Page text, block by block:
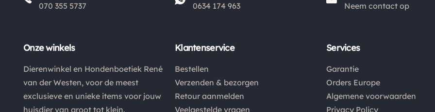
070 355 5737
0634 174 963
Neem contact op
Onze winkels
Dierenwinkel en Hondenboetiek René
van der Westen, voor de meest
exclusieve en unieke items voor jouw
huisdier van groot tot klein.
Klantenservice
Bestellen
Verzenden & bezorgen
Retour aanmelden
Veelgestelde vragen
Services
Garantie
Orders Europe
Algemene voorwaarden
Privacy Policy